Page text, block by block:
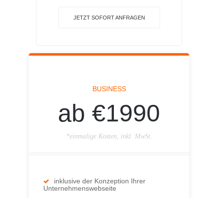
JETZT SOFORT ANFRAGEN
BUSINESS
ab €1990
*einmalige Kosten, inkl. MwSt.
inklusive der Konzeption Ihrer
Unternehmenswebseite